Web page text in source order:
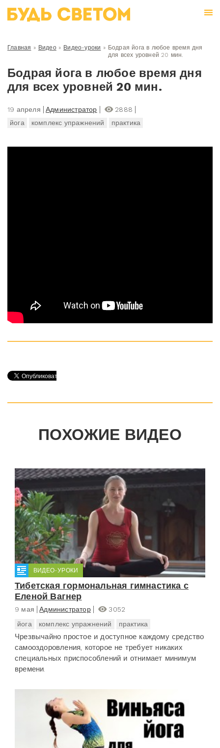
Главная » Видео» Видео-уроки » Бодрая йога в любое время дня
для всех уровней 20 мин.
Бодрая йога в любое время дня
для всех уровней 20 мин.
19 апреля Администратор
2888
йога
комплекс упражнений практика
ПОХОЖИЕ ВИДЕО
ВИДЕО-УРОКИ
Тибетская гормональная гимнастика с
Еленой Вагнер
9 мая Администратор
3052
йога
комплекс упражнений практика
Чрезвычайно простое и доступное каждому средство
самооздоровления, которое не требует никаких
специальных приспособлений и отнимает минимум
времени.